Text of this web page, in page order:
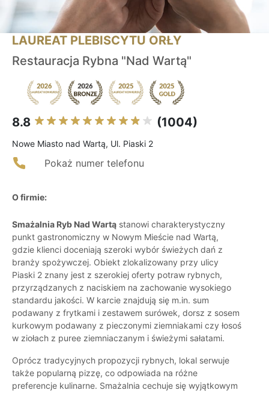
LAUREAT PLEBISCYTU ORŁY
Restauracja Rybna "Nad Wartą"
8.8 (1004)
Nowe Miasto nad Wartą, Ul. Piaski 2
Pokaż numer telefonu
O firmie:
Smażalnia Ryb Nad Wartą stanowi charakterystyczny
punkt gastronomiczny w Nowym Mieście nad Wartą,
gdzie klienci doceniają szeroki wybór świeżych dań z
branży spożywczej. Obiekt zlokalizowany przy ulicy
Piaski 2 znany jest z szerokiej oferty potraw rybnych,
przyrządzanych z naciskiem na zachowanie wysokiego
standardu jakości. W karcie znajdują się m.in. sum
podawany z frytkami i zestawem surówek, dorsz z sosem
kurkowym podawany z pieczonymi ziemniakami czy łosoś
w ziołach z puree ziemniaczanym i świeżymi sałatami.
Oprócz tradycyjnych propozycji rybnych, lokal serwuje
także popularną pizzę, co odpowiada na różne
preferencje kulinarne. Smażalnia cechuje się wyjątkowym